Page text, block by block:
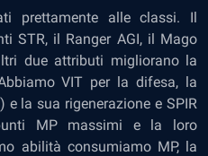
prettamente alle classi. Il
STR, il Ranger AGI, il Mago
due attributi migliorano la
VIT per la difesa, la
la sua rigenerazione e SPIR
MP massimi e la loro
abilità consumiamo MP, la